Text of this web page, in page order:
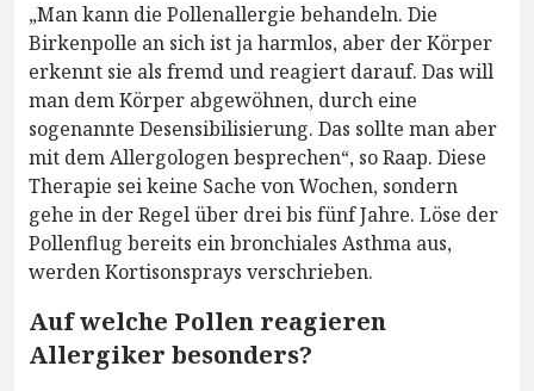
„Man kann die Pollenallergie behandeln. Die
Birkenpolle an sich ist ja harmlos, aber der Körper
erkennt sie als fremd und reagiert darauf. Das will
man dem Körper abgewöhnen, durch eine
sogenannte Desensibilisierung. Das sollte man aber
mit dem Allergologen besprechen“, so Raap. Diese
Therapie sei keine Sache von Wochen, sondern
gehe in der Regel über drei bis fünf Jahre. Löse der
Pollenflug bereits ein bronchiales Asthma aus,
werden Kortisonsprays verschrieben.
Auf welche Pollen reagieren
Allergiker besonders?